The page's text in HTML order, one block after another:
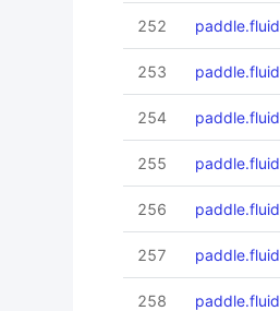
252
253
254
255
256
257
258